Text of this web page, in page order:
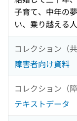
子育て、中年の
い、乗り越える
コレクション（共
障害者向け資料
コレクション（
テキストデータ